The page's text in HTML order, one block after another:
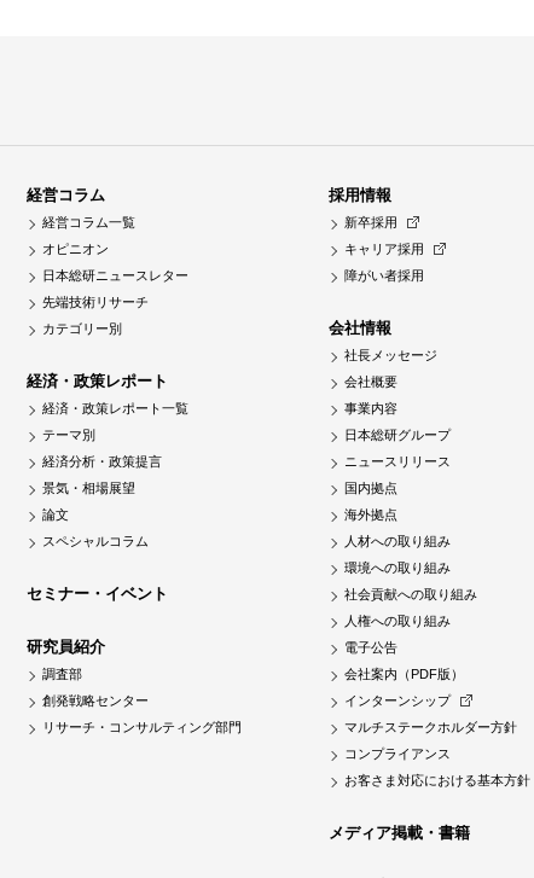
経営コラム
経営コラム一覧
オピニオン
日本総研ニュースレター
先端技術リサーチ
カテゴリー別
経済・政策レポート
経済・政策レポート一覧
テーマ別
経済分析・政策提言
景気・相場展望
論文
スペシャルコラム
セミナー・イベント
研究員紹介
調査部
創発戦略センター
リサーチ・コンサルティング部門
採用情報
新卒採用
キャリア採用
障がい者採用
会社情報
社長メッセージ
会社概要
事業内容
日本総研グループ
ニュースリリース
国内拠点
海外拠点
人材への取り組み
環境への取り組み
社会貢献への取り組み
人権への取り組み
電子公告
会社案内（PDF版）
インターンシップ
マルチステークホルダー方針
コンプライアンス
お客さま対応における基本方針
メディア掲載・書籍